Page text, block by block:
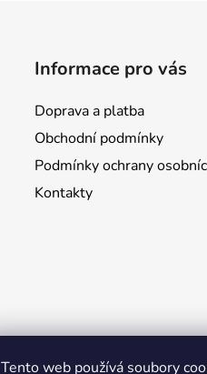
Tento web používá soubory
Informace pro vás
Doprava a platba
Obchodní podmínky
Podmínky ochrany
Kontakty